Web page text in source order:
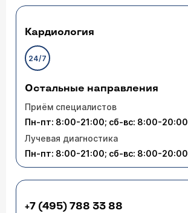
Кардиология
24/7
Остальные направления
Приём специалистов
Пн-пт: 8:00-21:00; сб-вс: 8:00-20:00
Лучевая диагностика
Пн-пт: 8:00-21:00; сб-вс: 8:00-20:00
+7 (495) 788 33 88